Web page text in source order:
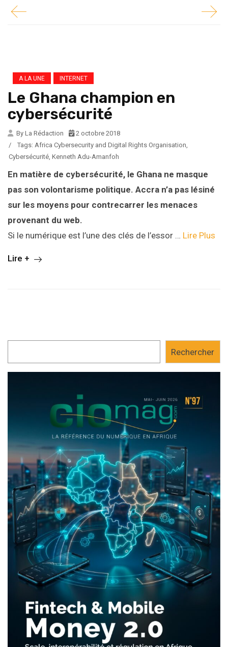
A LA UNE INTERNET
Le Ghana champion en
cybersécurité
By La Rédaction
2 octobre 2018
/
Tags: Africa Cybersecurity and Digital Rights Organisation,
Cybersécurité, Kenneth Adu-Amanfoh
En matière de cybersécurité, le Ghana ne masque
pas son volontarisme politique. Accra n’a pas lésiné
sur les moyens pour contrecarrer les menaces
provenant du web.
Si le numérique est l’une des clés de l’essor … Lire Plus
Lire +
Rechercher